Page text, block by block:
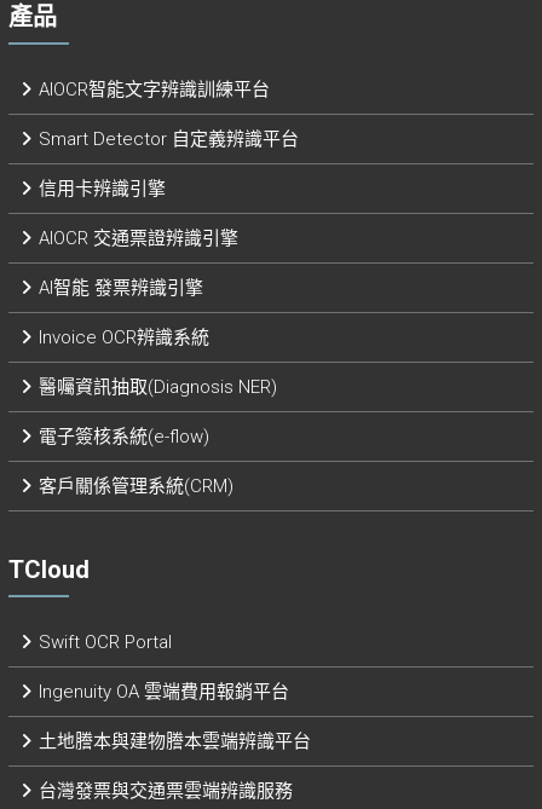
產品
AIOCR智能文字辨識訓練平台
Smart Detector 自定義辨識平台​
信用卡辨識引擎
AIOCR 交通票證辨識引擎
AI智能 發票辨識引擎​
Invoice OCR辨識系統
醫囑資訊抽取(Diagnosis NER)
電子簽核系統(e-flow)
客戶關係管理系統(CRM)
TCloud
Swift OCR Portal
Ingenuity OA 雲端費用報銷平台
土地謄本與建物謄本雲端辨識平台
台灣發票與交通票雲端辨識服務